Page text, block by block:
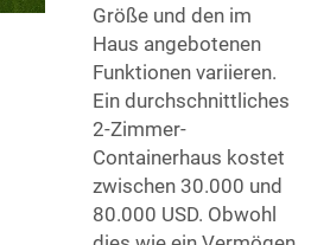
Größe und den im
Haus angebotenen
Funktionen variieren.
Ein durchschnittliches
2-Zimmer-
Containerhaus kostet
zwischen 30.000 und
80.000 USD. Obwohl